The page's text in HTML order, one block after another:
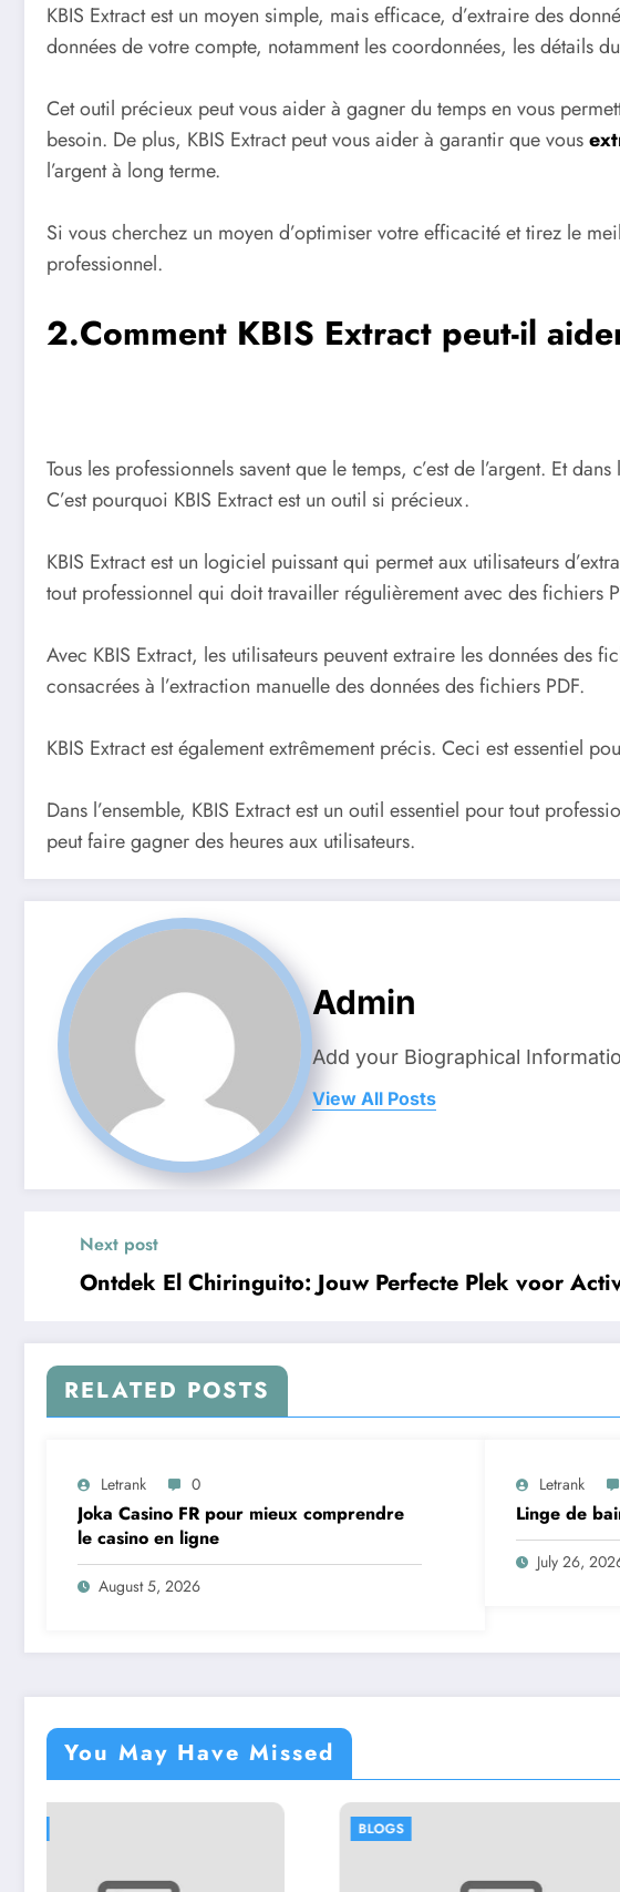
KBIS Extract est un moyen simple, mais efficace, d’extraire des
données de votre compte, notamment les coordonnées, les détails
Cet outil précieux peut vous aider à gagner du temps en vous
besoin. De plus, KBIS Extract peut vous aider à garantir que vous
l’argent à long terme.
Si vous cherchez un moyen d’optimiser votre efficacité et tirez le
professionnel.
2.Comment KBIS Extract peut-il
Tous les professionnels savent que le temps, c’est de l’argent. Et
C’est pourquoi KBIS Extract est un outil si précieux.
KBIS Extract est un logiciel puissant qui permet aux utilisateurs
tout professionnel qui doit travailler régulièrement avec des fichiers
Avec KBIS Extract, les utilisateurs peuvent extraire les données des
consacrées à l’extraction manuelle des données des fichiers PDF.
KBIS Extract est également extrêmement précis. Ceci est essentiel
Dans l’ensemble, KBIS Extract est un outil essentiel pour tout
peut faire gagner des heures aux utilisateurs.
Admin
Add your Biographical
View All Posts
Next post
Ontdek El Chiringuito: Jouw Perfecte Plek voor
RELATED POSTS
Letrank 0
Joka Casino FR pour mieux comprendre
le casino en ligne
August 5, 2026
Letrank
Linge de
July 26,
You May Have Missed